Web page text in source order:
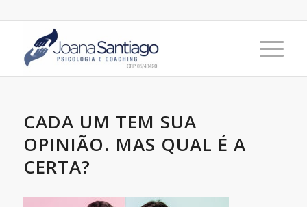
CADA UM TEM SUA
OPINIÃO. MAS QUAL É A
CERTA?